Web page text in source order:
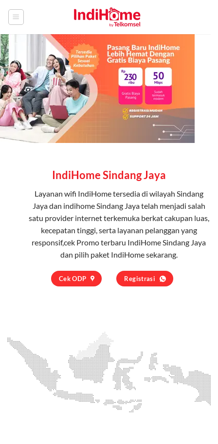
IndiHome Sindang Jaya
Layanan wifi IndiHometersedia di wilayah Sindang
Jaya dan indihome Sindang Jaya telah menjadi salah
satu provider internet terkemuka berkat cakupan luas,
kecepatan tinggi, serta layanan pelanggan yang
responsif,cek Promo terbaru IndiHome Sindang Jaya
dan pilih paket IndiHomesekarang.
Cek ODP Registrasi